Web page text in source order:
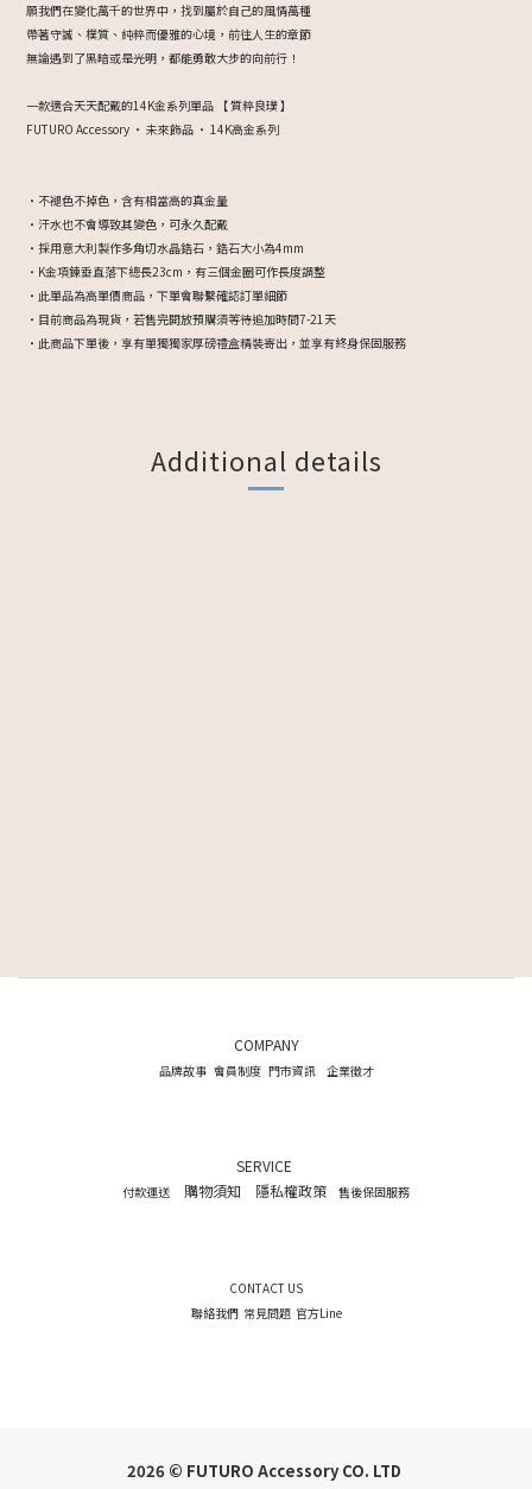
願我們在變化萬千的世界中，找到屬於自己的風情萬種
帶著守誠、樸質、純粹而優雅的心境，前往人生的章節
無論遇到了黑暗或是光明，都能勇敢大步的向前行！
一款適合天天配戴的14K金系列單品 【 質粹良璞 】
FUTURO Accessory ・ 未來飾品 ・ 14K高金系列
・不褪色不掉色，含有相當高的真金量
・汗水也不會導致其變色，可永久配戴
・採用意大利製作多角切水晶鋯石，鋯石大小為4mm
・K金項鍊垂直落下總長23cm，有三個金圈可作長度調整
・此單品為高單價商品，下單會聯繫確認訂單細節
・目前商品為現貨，若售完開放預購須等待追加時間7-21天
・此商品下單後，享有單獨獨家厚磅禮盒精裝寄出，並享有終身保固服務
Additional details
COMPANY
品牌故事 會員制度 門市資訊 企業徵才
SERVICE
付款運送 購物須知 隱私權政策 售後保固服務
CONTACT US
聯絡我們 常見問題 官方Line
2026 © FUTURO Accessory CO. LTD